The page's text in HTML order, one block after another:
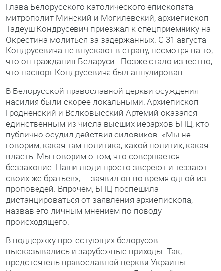
Глава Белорусского католического епископата
митрополит Минский и Могилевский, архиепископ
Тадеуш Кондрусевич приезжал к спецприемнику на
Окрестина молиться за задержанных. С 31 августа
Кондрусевича не впускают в страну, несмотря на то,
что он гражданин Беларуси. Позже стало известно,
что паспорт Кондрусевича был аннулирован.
В Белорусской православной церкви осуждения
насилия были скорее локальными. Архиепископ
Гродненский и Волковысский Артемий оказался
единственным из числа высших иерархов БПЦ, кто
публично осудил действия силовиков. «Мы не
говорим, какая там политика, какой политик, какая
власть. Мы говорим о том, что совершается
беззаконие. Наши люди просто звереют и терзают
своих же братьев», — заявил он во время одной из
проповедей. Впрочем, БПЦ поспешила
дистанцироваться от заявления архиепископа,
назвав его личным мнением по поводу
происходящего.
В поддержку протестующих белорусов
высказывались и зарубежные приходы. Так,
предстоятель православной церкви Украины